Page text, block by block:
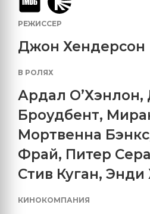
РЕЖИССЕР
Джон Хендерсон
В РОЛЯХ
Ардал О’Хэнлон,
Броудбент,
Мортвенна Бэнкс
Фрай, Питер
Стив Куган, Энди
КИНОКОМПАНИЯ